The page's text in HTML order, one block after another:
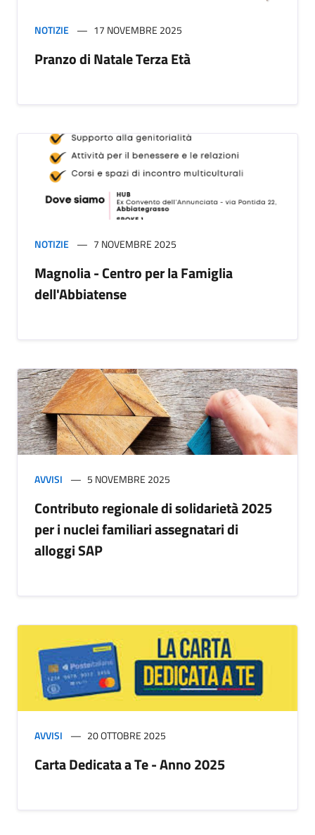
NOTIZIE 17 NOVEMBRE 2025
Pranzo di Natale Terza Età
NOTIZIE 7 NOVEMBRE 2025
Magnolia - Centro per la Famiglia
dell'Abbiatense
AVVISI 5 NOVEMBRE 2025
Contributo regionale di solidarietà 2025
per i nuclei familiari assegnatari di
alloggi SAP
AVVISI 20 OTTOBRE 2025
Carta Dedicata a Te - Anno 2025